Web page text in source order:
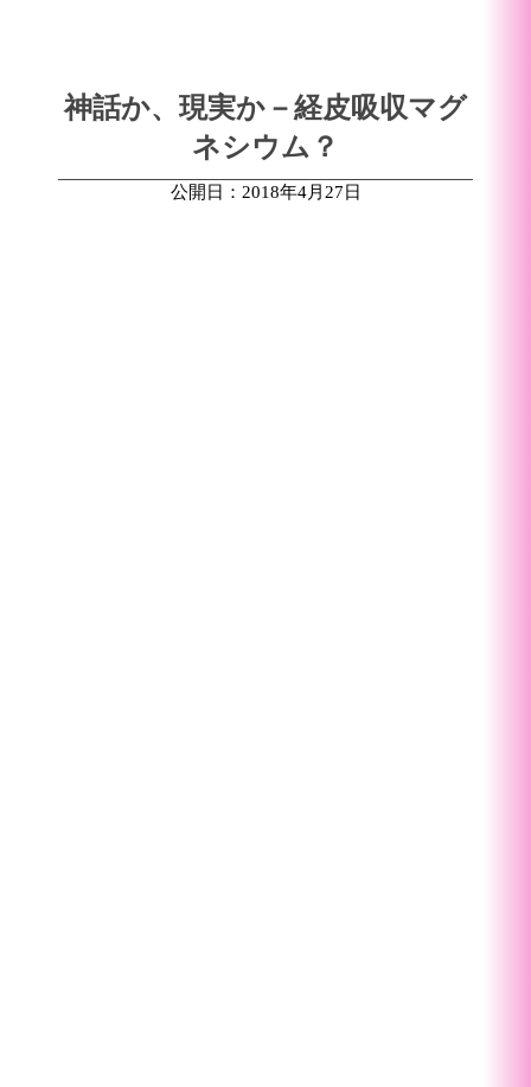
神話か、現実か－経皮吸収マグ
ネシウム？
公開日：2018年4月27日